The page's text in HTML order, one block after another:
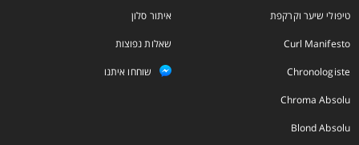
טיפולי שיער וקרקפת
Curl Manifesto
Chronologiste
Chroma Absolu
Blond Absolu
איתור סלון
שאלות נפוצות
שוחחו איתנו